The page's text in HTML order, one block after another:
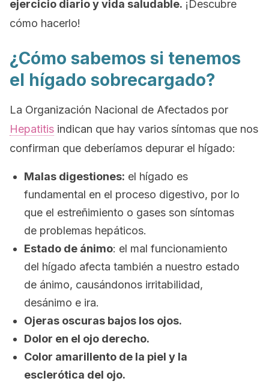
ejercicio diario y vida saludable. ¡Descubre
cómo hacerlo!
¿Cómo sabemos si tenemos
el hígado sobrecargado?
La Organización Nacional de Afectados por
Hepatitis indican que hay varios síntomas que nos
confirman que deberíamos depurar el hígado:
Malas digestiones: el hígado es
fundamental en el proceso digestivo, por lo
que el estreñimiento o gases son síntomas
de problemas hepáticos.
Estado de ánimo: el mal funcionamiento
del hígado afecta también a nuestro estado
de ánimo, causándonos irritabilidad,
desánimo e ira.
Ojeras oscuras bajos los ojos.
Dolor en el ojo derecho.
Color amarillento de la piel y la
esclerótica del ojo.